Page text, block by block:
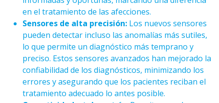
en el tratamiento de las afecciones.
Sensores de alta precisión: Los nuevos sensores
pueden detectar incluso las anomalías más sutiles,
lo que permite un diagnóstico más temprano y
preciso. Estos sensores avanzados han mejorado la
confiabilidad de los diagnósticos, minimizando los
errores y asegurando que los pacientes reciban el
tratamiento adecuado lo antes posible.